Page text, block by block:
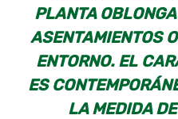
PLANTA
ASENTAMIENTOS
ENTORNO. EL
ES
LA MEDIDA